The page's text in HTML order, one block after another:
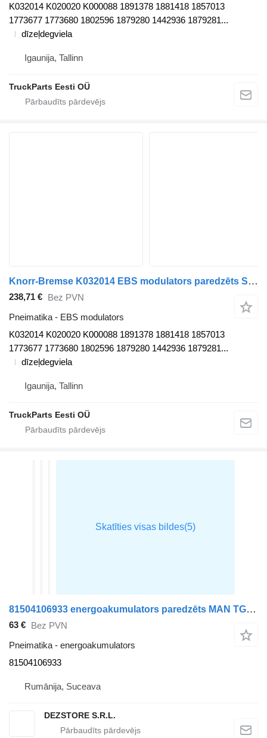
K032014 K020020 K000088 1891378 1881418 1857013
1773677 1773680 1802596 1879280 1442936 1879281...
dīzeļdegviela
Igaunija, Tallinn
TruckParts Eesti OÜ
Knorr-Bremse K032014 EBS modulators paredzēts Scania P,G,R,T-series (2004-2017) vilcēja
238,71 € Bez PVN
Pneimatika - EBS modulators
K032014 K020020 K000088 1891378 1881418 1857013
1773677 1773680 1802596 1879280 1442936 1879281...
dīzeļdegviela
Igaunija, Tallinn
TruckParts Eesti OÜ
81504106933 energoakumulators paredzēts MAN TGX vilcēja
63 € Bez PVN
Pneimatika - energoakumulators
81504106933
Rumānija, Suceava
DEZSTORE S.R.L.